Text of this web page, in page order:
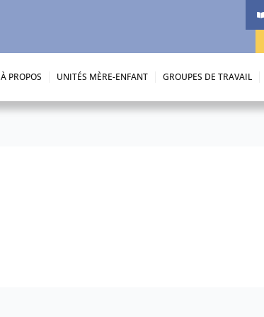
À PROPOS UNITÉS MÈRE-ENFANT GROUPES DE TRAVAIL